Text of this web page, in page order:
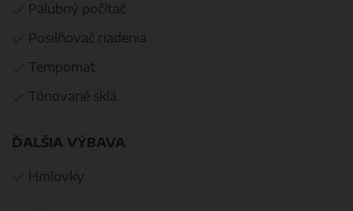
Palubný počítač
Posilňovač riadenia
Tempomat
Tónované sklá
ĎALŠIA VÝBAVA
Hmlovky